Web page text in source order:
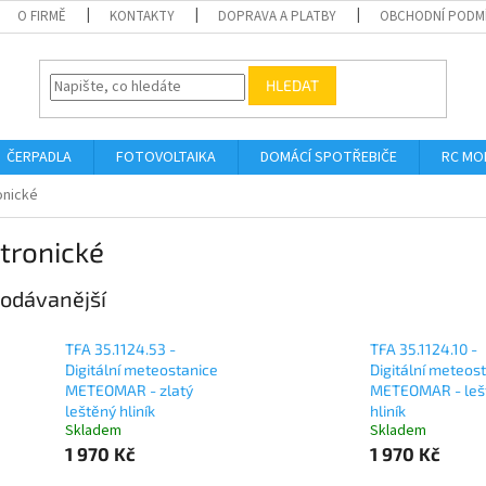
O FIRMĚ KONTAKTY DOPRAVA A PLATBY OBCHODNÍ
HLEDAT
ČERPADLA FOTOVOLTAIKA DOMÁCÍ SPOTŘEBIČE RC
TFA 35.1124.53 -
Digitální meteostanice
METEOMAR - zlatý
leštěný hliník
Skladem
1 970 Kč
TFA 35.1124.10 -
Digitální
METEOMAR -
hliník
Skladem
1 970 Kč